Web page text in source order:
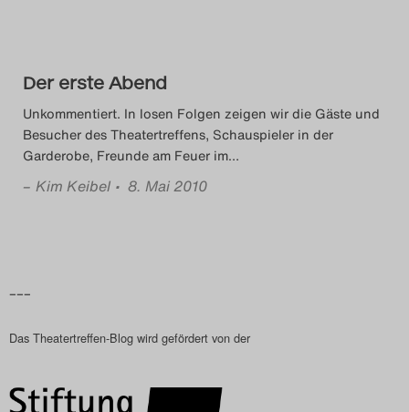
Der erste Abend
Unkommentiert. In losen Folgen zeigen wir die Gäste und
Besucher des Theatertreffens, Schauspieler in der
Garderobe, Freunde am Feuer im…
– Kim Keibel • 8. Mai 2010
–––
Das Theatertreffen-Blog wird gefördert von der